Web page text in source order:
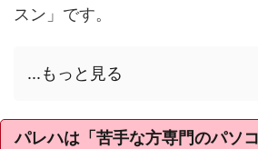
スン」です。
...もっと見る
パレハは「苦手な方専門のパソ